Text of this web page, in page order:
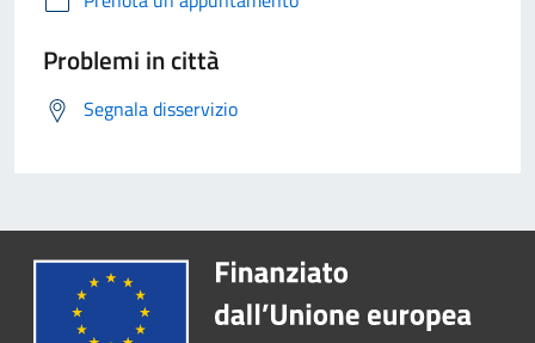
Problemi in città
Segnala disservizio